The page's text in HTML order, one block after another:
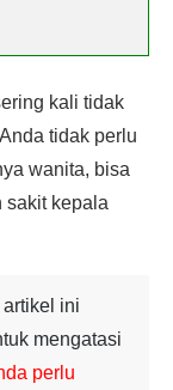
kali tidak
tidak perlu
wanita, bisa
sakit kepala
ini
mengatasi
perlu